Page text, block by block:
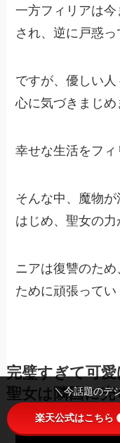
一方フィリアは
され、逆に戸惑っ
ですが、優しい
心に気づきまじめ
幸せな生活をフィ
そんな中、魔物
はじめ、聖女の力
ニアは復讐のた
ために頑張ってい
完璧すぎて可
聖女は隣国に
＼今話題のデ
楽天公式はこちら